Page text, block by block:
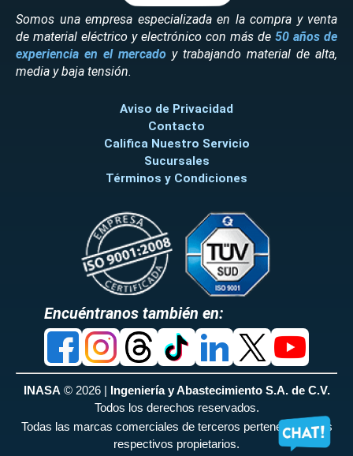
Somos una empresa especializada en la compra y venta
de material eléctrico y electrónico con más de 50 años de
experiencia en el mercado y trabajando material de alta,
media y baja tensión.
Aviso de Privacidad
Contacto
Califica Nuestro Servicio
Sucursales
Términos y Condiciones
Encuéntranos también en:
INASA © 2026 | Ingeniería y Abastecimiento S.A. de C.V.
Todos los derechos reservados.
Todas las marcas comerciales de terceros pertenecen a sus
respectivos propietarios.